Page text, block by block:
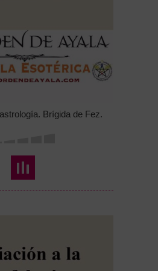
Brígida de Fez.